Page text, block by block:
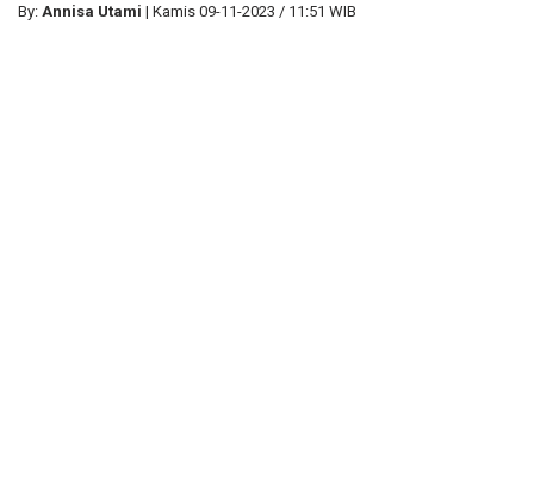
By: Annisa Utami | Kamis 09-11-2023 / 11:51 WIB